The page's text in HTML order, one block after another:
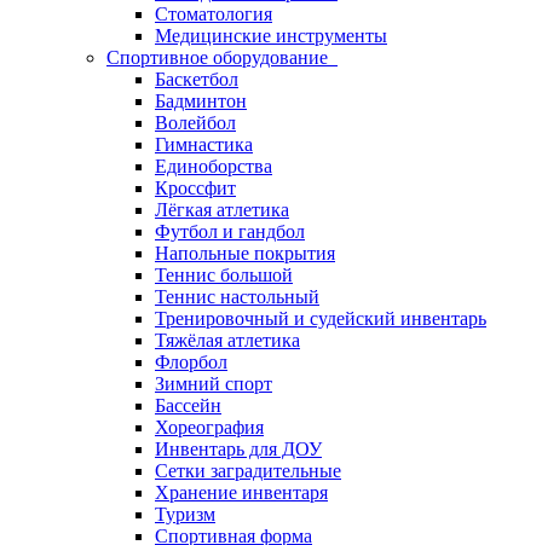
Стоматология
Медицинские инструменты
Спортивное оборудование
Баскетбол
Бадминтон
Волейбол
Гимнастика
Единоборства
Кроссфит
Лёгкая атлетика
Футбол и гандбол
Напольные покрытия
Теннис большой
Теннис настольный
Тренировочный и судейский инвентарь
Тяжёлая атлетика
Флорбол
Зимний спорт
Бассейн
Хореография
Инвентарь для ДОУ
Сетки заградительные
Хранение инвентаря
Туризм
Спортивная форма